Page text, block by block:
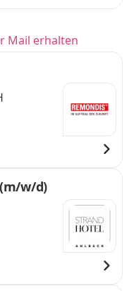
Mail erhalten
w/d)